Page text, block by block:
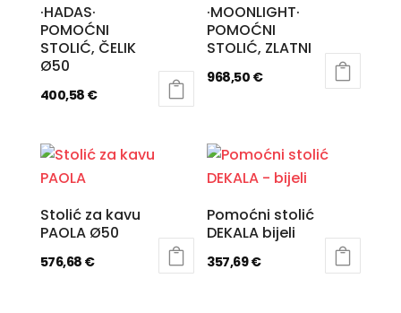
·HADAS·
POMOĆNI
STOLIĆ, ČELIK
Ø50
400,58 €
·MOONLIGHT·
POMOĆNI
STOLIĆ, ZLATNI
968,50 €
Stolić za kavu
PAOLA Ø50
576,68 €
Pomoćni stolić
DEKALA bijeli
357,69€